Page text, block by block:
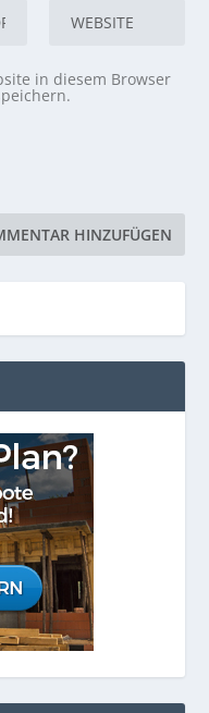
in diesem Browser